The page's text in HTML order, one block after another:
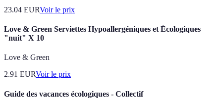
23.04 EURVoir le prix
Love & Green Serviettes Hypoallergéniques et Écologiques
"nuit" X 10
Love & Green
2.91 EURVoir le prix
Guide des vacances écologiques - Collectif